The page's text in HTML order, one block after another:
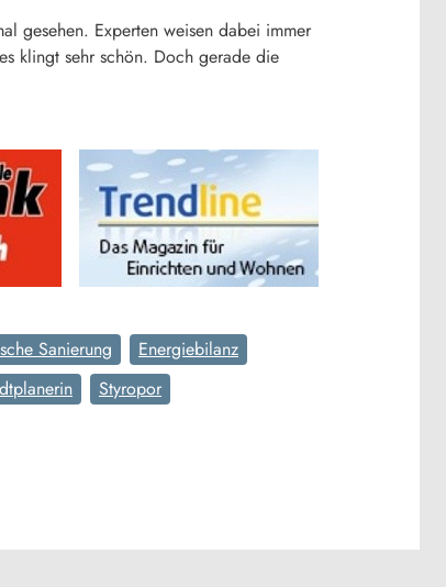
gesehen. Experten weisen dabei immer
klingt sehr schön. Doch gerade die
Sanierung
Energiebilanz
Styropor